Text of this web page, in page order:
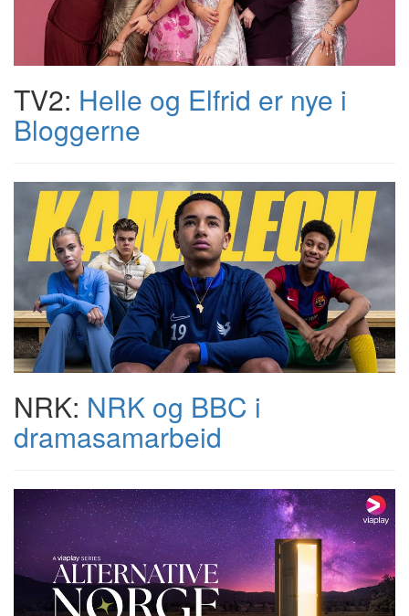
TV2: Helle og Elfrid er nye i
Bloggerne
NRK: NRK og BBC i
dramasamarbeid